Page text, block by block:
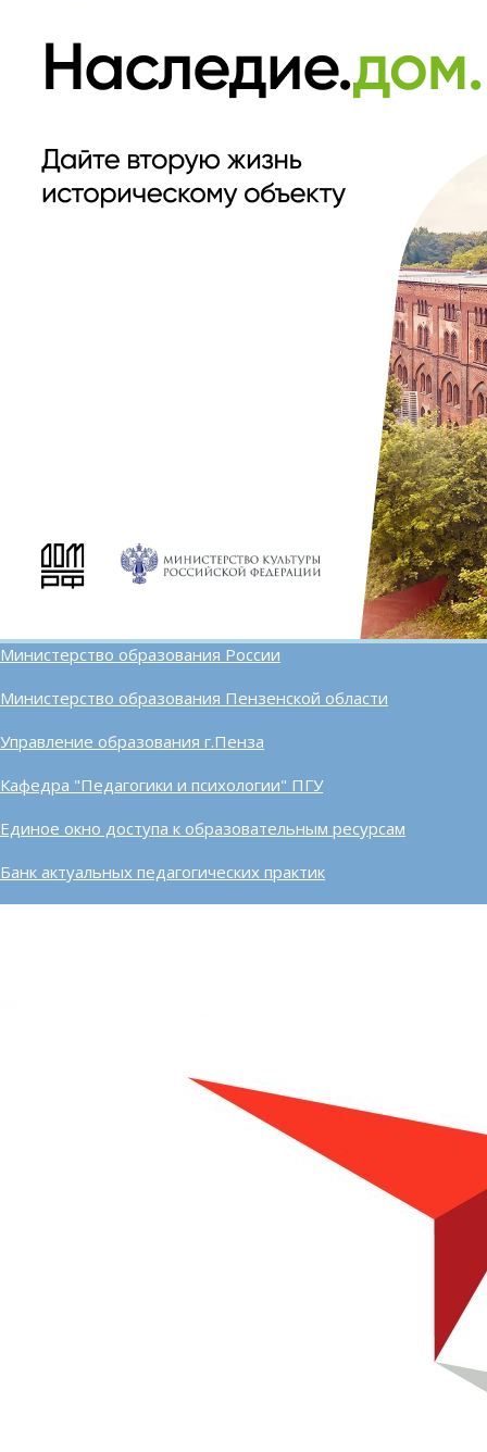
Министерство образования России
Министерство образования Пензенской области
Управление образования г.Пенза
Кафедра "Педагогики и психологии" ПГУ
Единое окно доступа к образовательным ресурсам
Банк актуальных педагогических практик